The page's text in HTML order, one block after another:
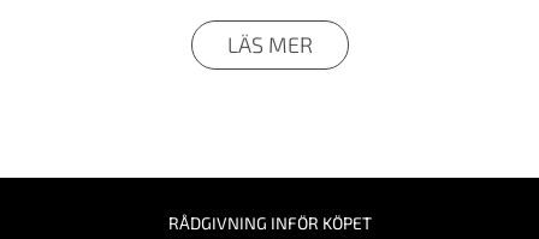
LÄS MER
RÅDGIVNING INFÖR KÖPET